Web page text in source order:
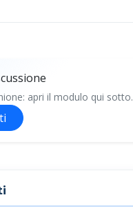
apri il modulo qui sotto.